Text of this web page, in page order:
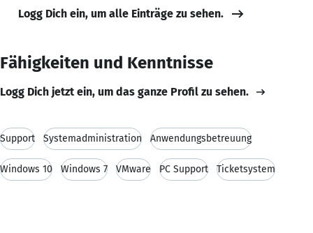
Logg Dich ein, um alle Einträge zu sehen.
Fähigkeiten und Kenntnisse
Logg Dich jetzt ein, um das ganze Profil zu sehen.
Support Systemadministration Anwendungsbetreuung
Windows 10 Windows 7 VMware PC Support Ticketsystem